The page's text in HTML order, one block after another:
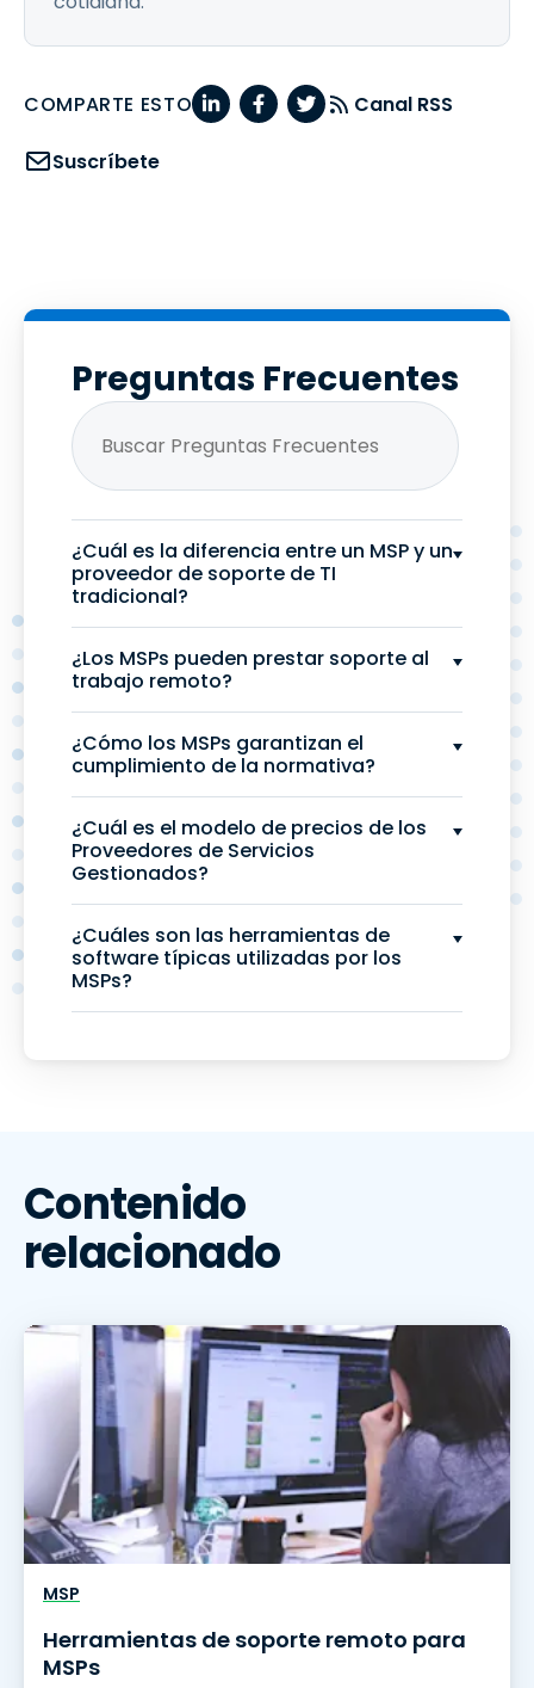
COMPARTE ESTO Canal RSS
Suscríbete
Preguntas Frecuentes
¿Cuál es la diferencia entre un MSP y un
proveedor de soporte de TI
tradicional?
¿Los MSPs pueden prestar soporte al
trabajo remoto?
¿Cómo los MSPs garantizan el
cumplimiento de la normativa?
¿Cuál es el modelo de precios de los
Proveedores de Servicios
Gestionados?
¿Cuáles son las herramientas de
software típicas utilizadas por los
MSPs?
Contenido
relacionado
MSP
Herramientas de soporte remoto para
MSPs